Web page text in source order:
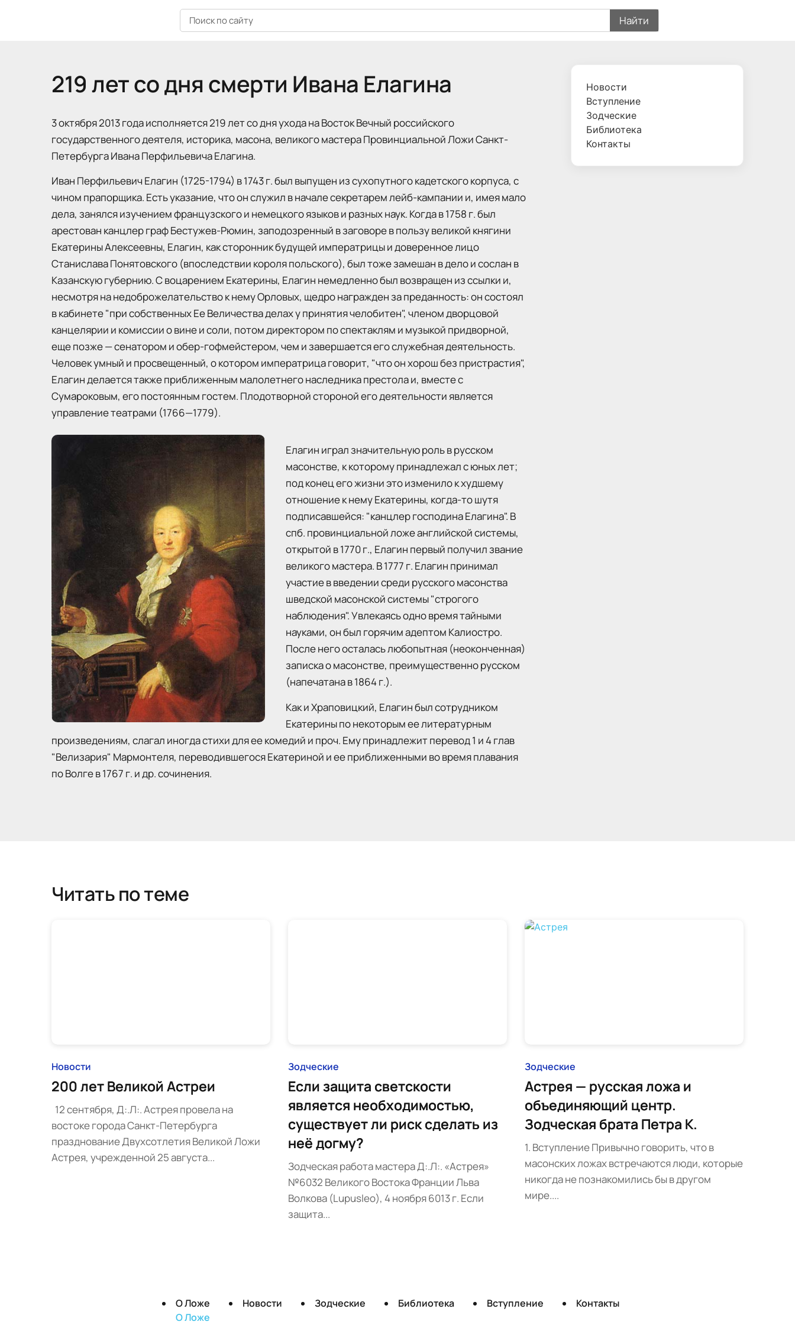
Поиск по сайту Найти
219 лет со дня смерти Ивана Елагина
3 октября 2013 года исполняется 219 лет со дня ухода на Восток Вечный российского
государственного деятеля, историка, масона, великого мастера Провинциальной Ложи Санкт-
Петербурга Ивана Перфильевича Елагина.
Иван Перфильевич Елагин (1725-1794) в 1743 г. был выпущен из сухопутного кадетского корпуса, с
чином прапорщика. Есть указание, что он служил в начале секретарем лейб-кампании и, имея мало
дела, занялся изучением французского и немецкого языков и разных наук. Когда в 1758 г. был
арестован канцлер граф Бестужев-Рюмин, заподозренный в заговоре в пользу великой княгини
Екатерины Алексеевны, Елагин, как сторонник будущей императрицы и доверенное лицо
Станислава Понятовского (впоследствии короля польского), был тоже замешан в дело и сослан в
Казанскую губернию. С воцарением Екатерины, Елагин немедленно был возвращен из ссылки и,
несмотря на недоброжелательство к нему Орловых, щедро награжден за преданность: он состоял
в кабинете "при собственных Ее Величества делах у принятия челобитен", членом дворцовой
канцелярии и комиссии о вине и соли, потом директором по спектаклям и музыкой придворной,
еще позже — сенатором и обер-гофмейстером, чем и завершается его служебная деятельность.
Человек умный и просвещенный, о котором императрица говорит, "что он хорош без пристрастия",
Елагин делается также приближенным малолетнего наследника престола и, вместе с
Сумароковым, его постоянным гостем. Плодотворной стороной его деятельности является
управление театрами (1766—1779).
Елагин играл значительную роль в русском
масонстве, к которому принадлежал с юных лет;
под конец его жизни это изменило к худшему
отношение к нему Екатерины, когда-то шутя
подписавшейся: "канцлер господина Елагина". В
спб. провинциальной ложе английской системы,
открытой в 1770 г., Елагин первый получил звание
великого мастера. В 1777 г. Елагин принимал
участие в введении среди русского масонства
шведской масонской системы "строгого
наблюдения". Увлекаясь одно время тайными
науками, он был горячим адептом Калиостро.
После него осталась любопытная (неоконченная)
записка о масонстве, преимущественно русском
(напечатана в 1864 г.).
Как и Храповицкий, Елагин был сотрудником
Екатерины по некоторым ее литературным
произведениям, слагал иногда стихи для ее комедий и проч. Ему принадлежит перевод 1 и 4 глав
"Велизария" Мармонтеля, переводившегося Екатериной и ее приближенными во время плавания
по Волге в 1767 г. и др. сочинения.
Новости
Вступление
Зодческие
Библиотека
Контакты
Читать по теме
Новости
200 лет Великой Астреи
12 сентября, Д:.Л:. Астрея провела на
востоке города Санкт-Петербурга
празднование Двухсотлетия Великой Ложи
Астрея, учрежденной 25 августа...
Зодческие
Если защита светскости
является необходимостью,
существует ли риск сделать из
неё догму?
Зодческая работа мастера Д:.Л:. «Астрея»
№6032 Великого Востока Франции Льва
Волкова (Lupusleo), 4 ноября 6013 г. Если
защита...
Зодческие
Астрея — русская ложа и
объединяющий центр.
Зодческая брата Петра К.
1. Вступление Привычно говорить, что в
масонских ложах встречаются люди, которые
никогда не познакомились бы в другом
мире....
О Ложе Новости Зодческие Библиотека Вступление
Контакты
О Ложе